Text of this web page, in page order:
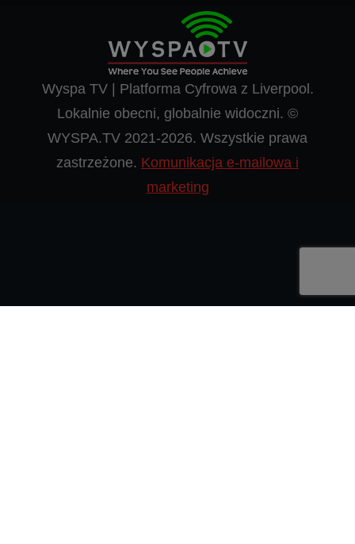
Wyspa TV | Platforma Cyfrowa z Liverpool.
Lokalnie obecni, globalnie widoczni. ©
WYSPA.TV 2021-2026. Wszystkie prawa
zastrzeżone. Komunikacja e-mailowa i
marketing